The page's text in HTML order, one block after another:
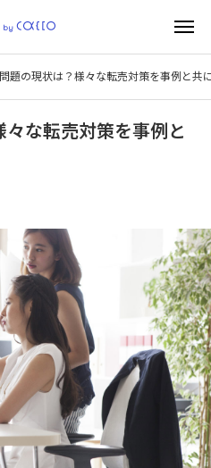
題の現状は？様々な転売対策を事例と共
な転売対策を事例と